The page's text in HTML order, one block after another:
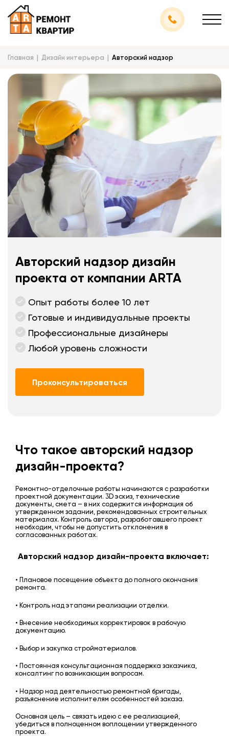
Главная Дизайн интерьера Авторский надзор
Авторский надзор дизайн
проекта от компании ARTA
Опыт работы более 10 лет
Готовые и индивидуальные проекты
Профессиональные дизайнеры
Любой уровень сложности
Проконсультироваться
Что такое авторский надзор
дизайн-проекта?
Ремонтно-отделочные работы начинаются с разработки
проектной документации. 3D эскиз, технические
документы, смета – в них содержится информация об
утвержденном задании, рекомендованных строительных
материалах. Контроль автора, разработавшего проект
необходим, чтобы не допустить отклонения в
согласованных работах.
Авторский надзор дизайн-проекта включает:
• Плановое посещение объекта до полного окончания
ремонта.
• Контроль над этапами реализации отделки.
• Внесение необходимых корректировок в рабочую
документацию.
• Выбор и закупка стройматериалов.
• Постоянная консультационная поддержка заказчика,
консалтинг по возникающим вопросам.
• Надзор над деятельностью ремонтной бригады,
разъяснение исполнителям особенностей заказа.
Основная цель – связать идею с ее реализацией,
убедиться в полноценном воплощении утвержденного
проекта.